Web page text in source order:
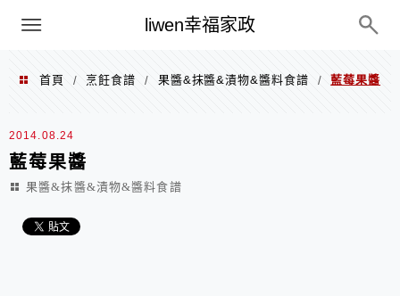
liwen幸福家政
menu
首頁 / 烹飪食譜 / 果醬&抹醬&漬物&醬料食譜 / 藍莓果醬
2014.08.24
藍莓果醬
果醬&抹醬&漬物&醬料食譜